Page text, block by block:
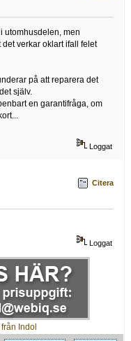
utomhusdelen, men
verkar oklart ifall felet
på att reparera det
själv.
en garantifråga, om
Loggat
Citera
Loggat